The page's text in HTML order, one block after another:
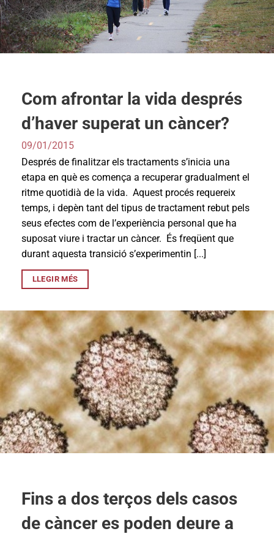
Com afrontar la vida després
d’haver superat un càncer?
09/01/2015
Després de finalitzar els tractaments s’inicia una
etapa en què es comença a recuperar gradualment el
ritme quotidià de la vida. Aquest procés requereix
temps, i depèn tant del tipus de tractament rebut pels
seus efectes com de l’experiència personal que ha
suposat viure i tractar un càncer. És freqüent que
durant aquesta transició s’experimentin [...]
LLEGIR MÉS
Fins a dos terços dels casos
de càncer es poden deure a